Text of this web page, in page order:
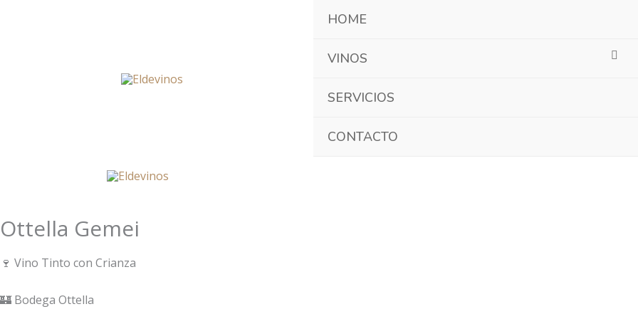
HOME
VINOS
SERVICIOS
CONTACTO
Ottella Gemei
🍷 Vino Tinto con Crianza
🏰 Bodega Ottella